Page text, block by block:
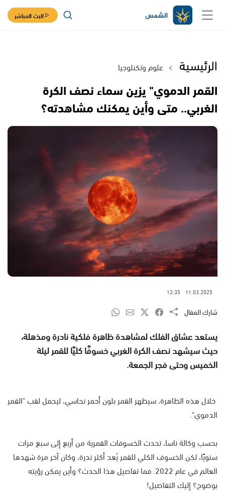
البث المباشر
الرئيسية علوم وتكنلوجيا
القمر الدموي" يزين سماء نصف الكرة
الغربي.. متى وأين يمكنك مشاهدته؟
11.03.2025
12:35
شارك المقال
يستعد عشاق الفلك لمشاهدة ظاهرة فلكية نادرة ومذهلة،
حيث سيشهد نصف الكرة الغربي خسوفًا كليًا للقمر ليلة
الخميس وحتى فجر الجمعة.
خلال هذه الظاهرة، سيظهر القمر بلون أحمر نحاسي، ليحمل لقب "القمر
الدموي".
بحسب وكالة ناسا، تحدث الخسوفات القمرية من أربع إلى سبع مرات
سنويًا، لكن الخسوف الكلي للقمر يُعد أكثر ندرة، وكان آخر مرة شهدها
العالم في عام 2022. فما تفاصيل هذا الحدث؟ وأين يمكن رؤيته
بوضوح؟ إليك التفاصيل!